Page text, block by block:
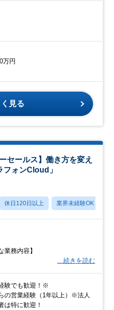
万円
見る
セールス】働き方を変え
ォンCloud」
休日120日以上 業界未経験OK
業務内容】
…続きを読む
験でも歓迎！※
の営業経験（1年以上）※法人
は特に歓迎！